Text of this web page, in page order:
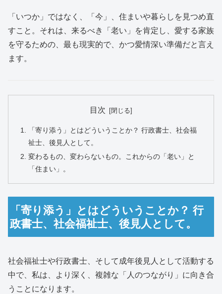
「いつか」ではなく、「今」、住まいや暮らしを見つめ直
すこと。それは、来るべき「老い」を肯定し、愛する家族
を守るための、最も現実的で、かつ愛情深い準備だと言え
ます。
目次
「寄り添う」とはどういうことか？ 行政書士、社会福
祉士、後見人として。
変わるもの、変わらないもの。これからの「老い」と
「住まい」。
「寄り添う」とはどういうことか？ 行
政書士、社会福祉士、後見人として。
社会福祉士や行政書士、そして成年後見人として活動する
中で、私は、より深く、複雑な「人のつながり」に向き合
うことになります。